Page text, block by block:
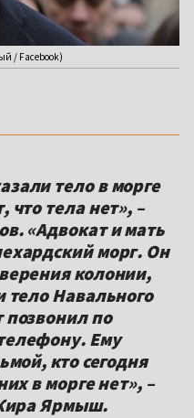
/ Facebook)
тело в морге
что тела нет», –
«Адвокат и мать
морг. Он
колонии,
тело Навального
позвонил по
Ему
кто сегодня
в морге нет», –
Кира Ярмыш.